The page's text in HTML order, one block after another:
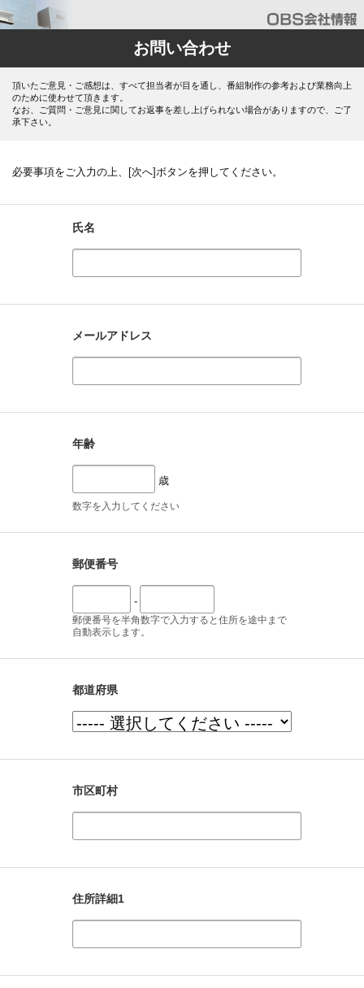
お問い合わせ
頂いたご意見・ご感想は、すべて担当者が目を通し、番組制作の参考および業務向上
のために使わせて頂きます。
なお、ご質問・ご意見に関してお返事を差し上げられない場合がありますので、ご了
承下さい。
必要事項をご入力の上、[次へ]ボタンを押してください。
氏名
メールアドレス
年齢
歳
数字を入力してください
郵便番号
-
郵便番号を半角数字で入力すると住所を途中まで
自動表示します。
都道府県
市区町村
住所詳細1